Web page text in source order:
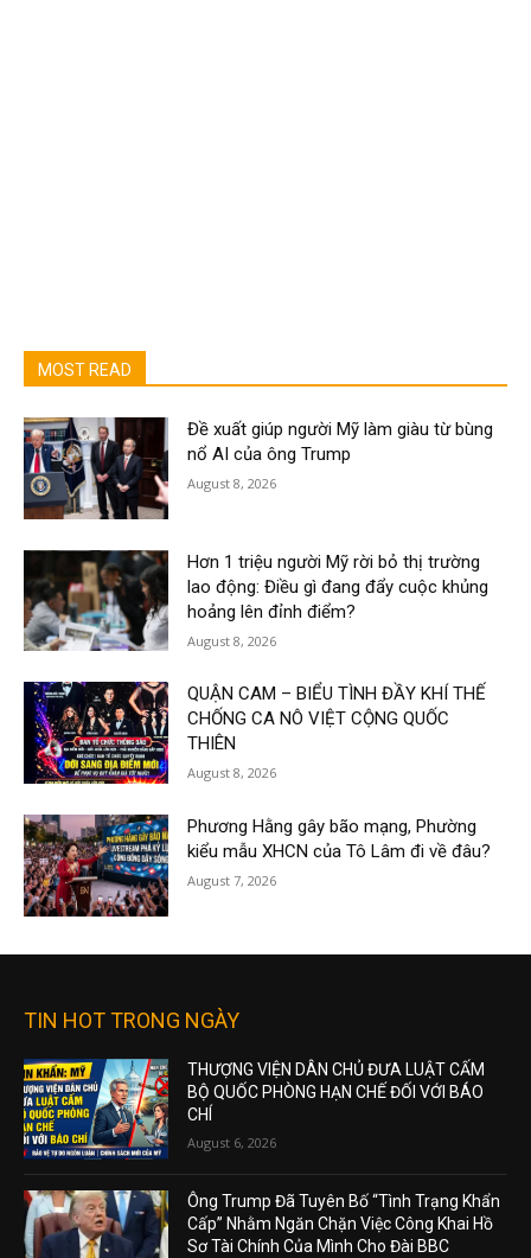
MOST READ
Đề xuất giúp người Mỹ làm giàu từ bùng
nổ AI của ông Trump
August 8, 2026
Hơn 1 triệu người Mỹ rời bỏ thị trường
lao động: Điều gì đang đẩy cuộc khủng
hoảng lên đỉnh điểm?
August 8, 2026
QUẬN CAM – BIỂU TÌNH ĐẦY KHÍ THẾ
CHỐNG CA NÔ VIỆT CỘNG QUỐC
THIÊN
August 8, 2026
Phương Hằng gây bão mạng, Phường
kiểu mẫu XHCN của Tô Lâm đi về đâu?
August 7, 2026
TIN HOT TRONG NGÀY
THƯỢNG VIỆN DÂN CHỦ ĐƯA LUẬT CẤM
BỘ QUỐC PHÒNG HẠN CHẾ ĐỐI VỚI BÁO
CHÍ
August 6, 2026
Ông Trump Đã Tuyên Bố “Tình Trạng Khẩn
Cấp” Nhằm Ngăn Chặn Việc Công Khai Hồ
Sơ Tài Chính Của Mình Cho Đài BBC